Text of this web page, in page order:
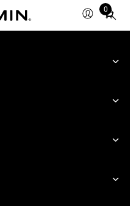
0
Total
items
cart: